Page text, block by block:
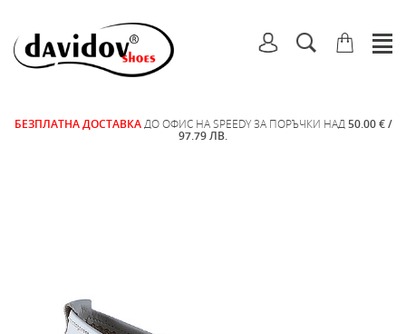
БЕЗПЛАТНА ДОСТАВКА ДО ОФИС НА SPEEDY ЗА ПОРЪЧКИ НАД 50.00 € /
97.79 ЛВ.